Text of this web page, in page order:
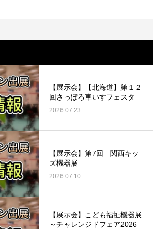
【展示会】【北海道】第１２
回さっぽろ車いすフェスタ
2026.07.23
【展示会】第7回 関西キッ
ズ機器展
2026.07.10
【展示会】こども福祉機器展
～チャレンジドフェア2026